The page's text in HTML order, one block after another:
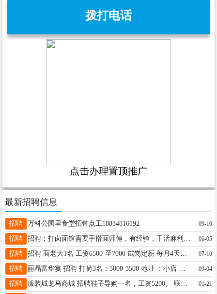
拨打电话
点击办理置顶推广
最新招聘信息
招聘 万科公园里食堂招钟点工18834816192 09-10
招聘 06-05
招聘 07-10
招聘 09-04
招聘 01-21